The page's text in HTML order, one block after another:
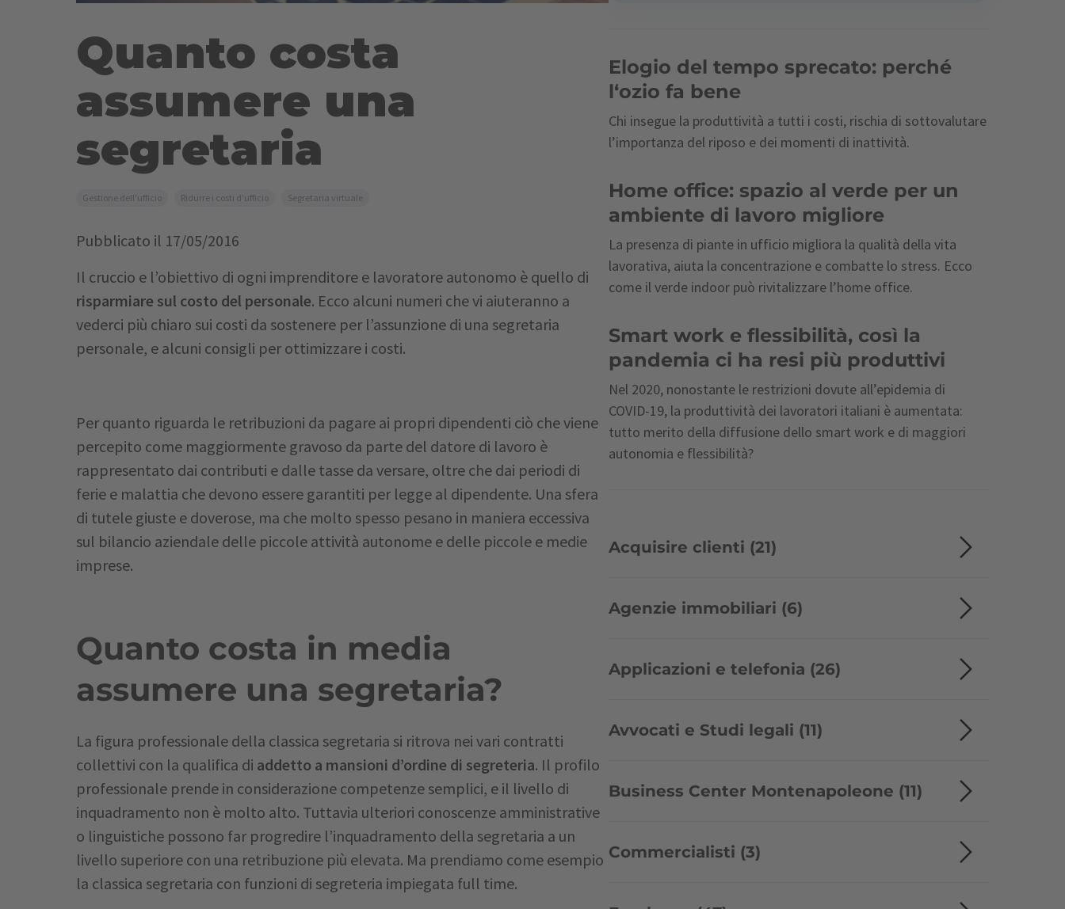
Quanto costa
assumere una
segretaria
Gestione dell'ufficio Ridurre i costi d'ufficio Segretaria virtuale
Pubblicato il 17/05/2016
Il cruccio e l’obiettivo di ogni imprenditore e lavoratore autonomo è quello di
risparmiare sul costo del personale. Ecco alcuni numeri che vi aiuteranno a
vederci più chiaro sui costi da sostenere per l’assunzione di una segretaria
personale, e alcuni consigli per ottimizzare i costi.
Per quanto riguarda le retribuzioni da pagare ai propri dipendenti ciò che viene
percepito come maggiormente gravoso da parte del datore di lavoro è
rappresentato dai contributi e dalle tasse da versare, oltre che dai periodi di
ferie e malattia che devono essere garantiti per legge al dipendente. Una sfera
di tutele giuste e doverose, ma che molto spesso pesano in maniera eccessiva
sul bilancio aziendale delle piccole attività autonome e delle piccole e medie
imprese.
Quanto costa in media
assumere una segretaria?
La figura professionale della classica segretaria si ritrova nei vari contratti
collettivi con la qualifica di addetto a mansioni d’ordine di segreteria. Il profilo
professionale prende in considerazione competenze semplici, e il livello di
inquadramento non è molto alto. Tuttavia ulteriori conoscenze amministrative
o linguistiche possono far progredire l’inquadramento della segretaria a un
livello superiore con una retribuzione più elevata. Ma prendiamo come esempio
la classica segretaria con funzioni di segreteria impiegata full time.
Elogio del tempo sprecato: perché
l‘ozio fa bene
Chi insegue la produttività a tutti i costi, rischia di sottovalutare
l’importanza del riposo e dei momenti di inattività.
Home office: spazio al verde per un
ambiente di lavoro migliore
La presenza di piante in ufficio migliora la qualità della vita
lavorativa, aiuta la concentrazione e combatte lo stress. Ecco
come il verde indoor può rivitalizzare l’home office.
Smart work e flessibilità, così la
pandemia ci ha resi più produttivi
Nel 2020, nonostante le restrizioni dovute all’epidemia di
COVID-19, la produttività dei lavoratori italiani è aumentata:
tutto merito della diffusione dello smart work e di maggiori
autonomia e flessibilità?
Acquisire clienti (21)
Agenzie immobiliari (6)
Applicazioni e telefonia (26)
Avvocati e Studi legali (11)
Business Center Montenapoleone (11)
Commercialisti (3)